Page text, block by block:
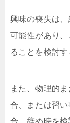
興味の喪失は
可能性があり
ることを検討
また、物理的
合、または習